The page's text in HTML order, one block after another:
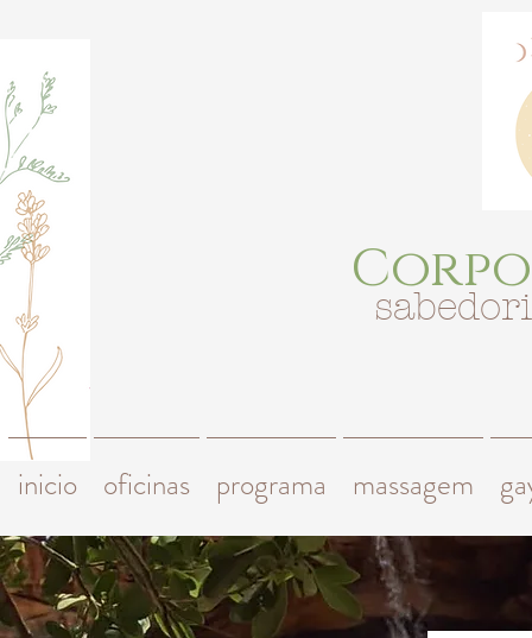
inicio oficinas programa massagem